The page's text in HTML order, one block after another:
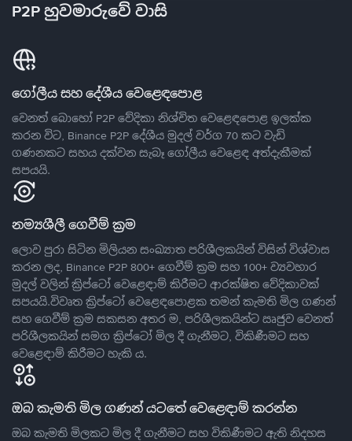
P2P හුවමාරුවේ වාසි
ගෝලීය සහ දේශීය වෙළෙඳපොළ
වෙනත් බොහෝ P2P වේදිකා නිශ්චිත වෙළෙඳපොළ ඉලක්ක
කරන විට, Binance P2P දේශීය මුදල් වර්ග 70 කට වැඩි
ගණනකට සහය දක්වන සැබෑ ගෝලීය වෙළෙඳ අත්දැකීමක්
සපයයි.
නම්‍යශීලී ගෙවීම් ක්‍රම
ලොව පුරා සිටින මිලියන සංඛ්‍යාත පරිශීලකයින් විසින් විශ්වාස
කරන ලද, Binance P2P 800+ ගෙවීම් ක්‍රම සහ 100+ ව්‍යවහාර
මුදල් වලින් ක්‍රිප්ටෝ වෙළෙඳාම් කිරීමට ආරක්ෂිත වේදිකාවක්
සපයයි.විවෘත ක්‍රිප්ටෝ වෙළෙඳපොළක තමන් කැමති මිල ගණන්
සහ ගෙවීම් ක්‍රම සකසන අතර ම, පරිශීලකයින්ට ඍජුව වෙනත්
පරිශීලකයින් සමග ක්‍රිප්ටෝ මිල දී ගැනීමට, විකිණීමට සහ
වෙළෙඳාම් කිරීමට හැකි ය.
ඔබ කැමති මිල ගණන් යටතේ වෙළෙඳාම් කරන්න
ඔබ කැමති මිලකට මිල දී ගැනීමට සහ විකිණීමට ඇති නිදහස